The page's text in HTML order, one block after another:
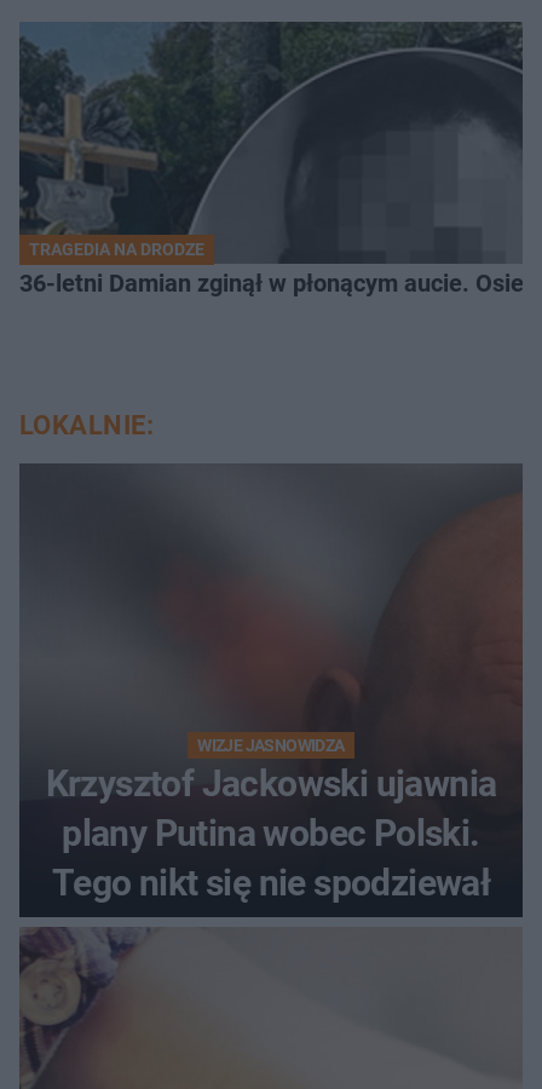
TRAGEDIA NA DRODZE
36-letni Damian zginął w płonącym aucie.
LOKALNIE:
WIZJE JASNOWIDZA
Krzysztof Jackowski ujawnia
plany Putina wobec Polski.
Tego nikt się nie spodziewał